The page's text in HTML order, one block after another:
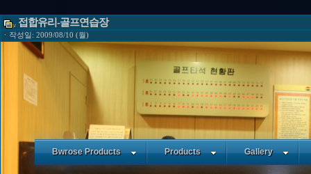
Bwrose Products Products Gallery
접합유리-골프연습장
ㆍ작성일: 2009/08/10 (월)